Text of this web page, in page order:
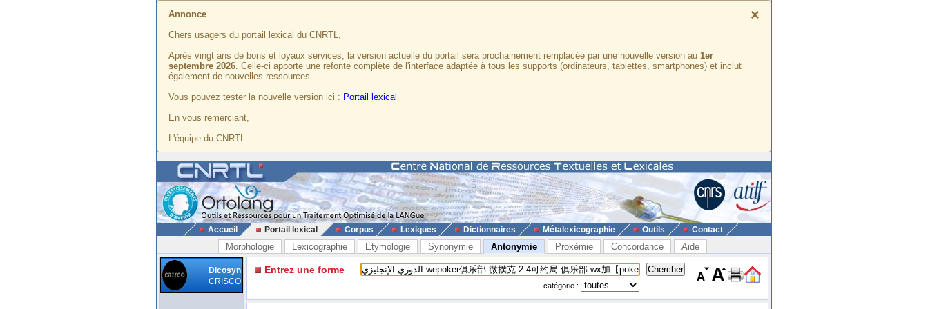
×
Annonce
Chers usagers du portail lexical du CNRTL,
Après vingt ans de bons et loyaux services, la version actuelle du portail sera prochainement remplacée par une nouvelle version au 1er
septembre 2026. Celle-ci apporte une refonte complète de l'interface adaptée à tous les supports (ordinateurs, tablettes, smartphones) et inclut
également de nouvelles ressources.
Vous pouvez tester la nouvelle version ici : Portail lexical
En vous remerciant,
L'équipe du CNRTL
Accueil Portail lexical Corpus Lexiques Dictionnaires Métalexicographie Outils Contact
Morphologie Lexicographie Etymologie Synonymie Antonymie Proxémie Concordance Aide
Dicosyn
CRISCO
Entrez une forme
catégorie :